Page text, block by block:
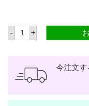
- E
L
イ
+
今注文す